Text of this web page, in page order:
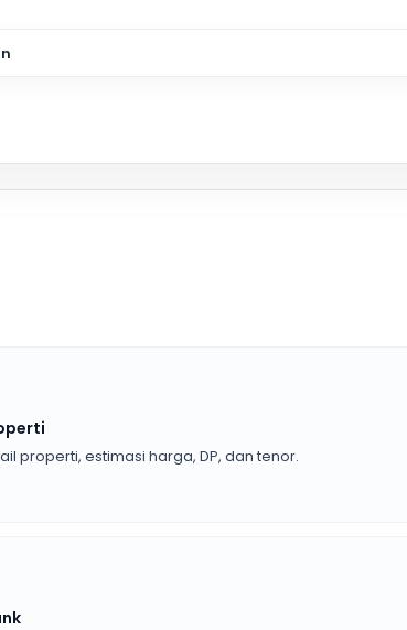
properti, estimasi harga, DP, dan tenor.